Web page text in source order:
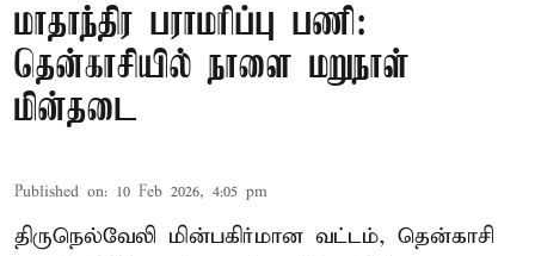
மாதாந்திர பராமரிப்பு பணி:
தென்காசியில் நாளை மறுநாள்
மின்தடை
Published on: 10 Feb 2026, 4:05 pm
திருநெல்வேலி மின்பகிர்மான வட்டம், தென்காசி